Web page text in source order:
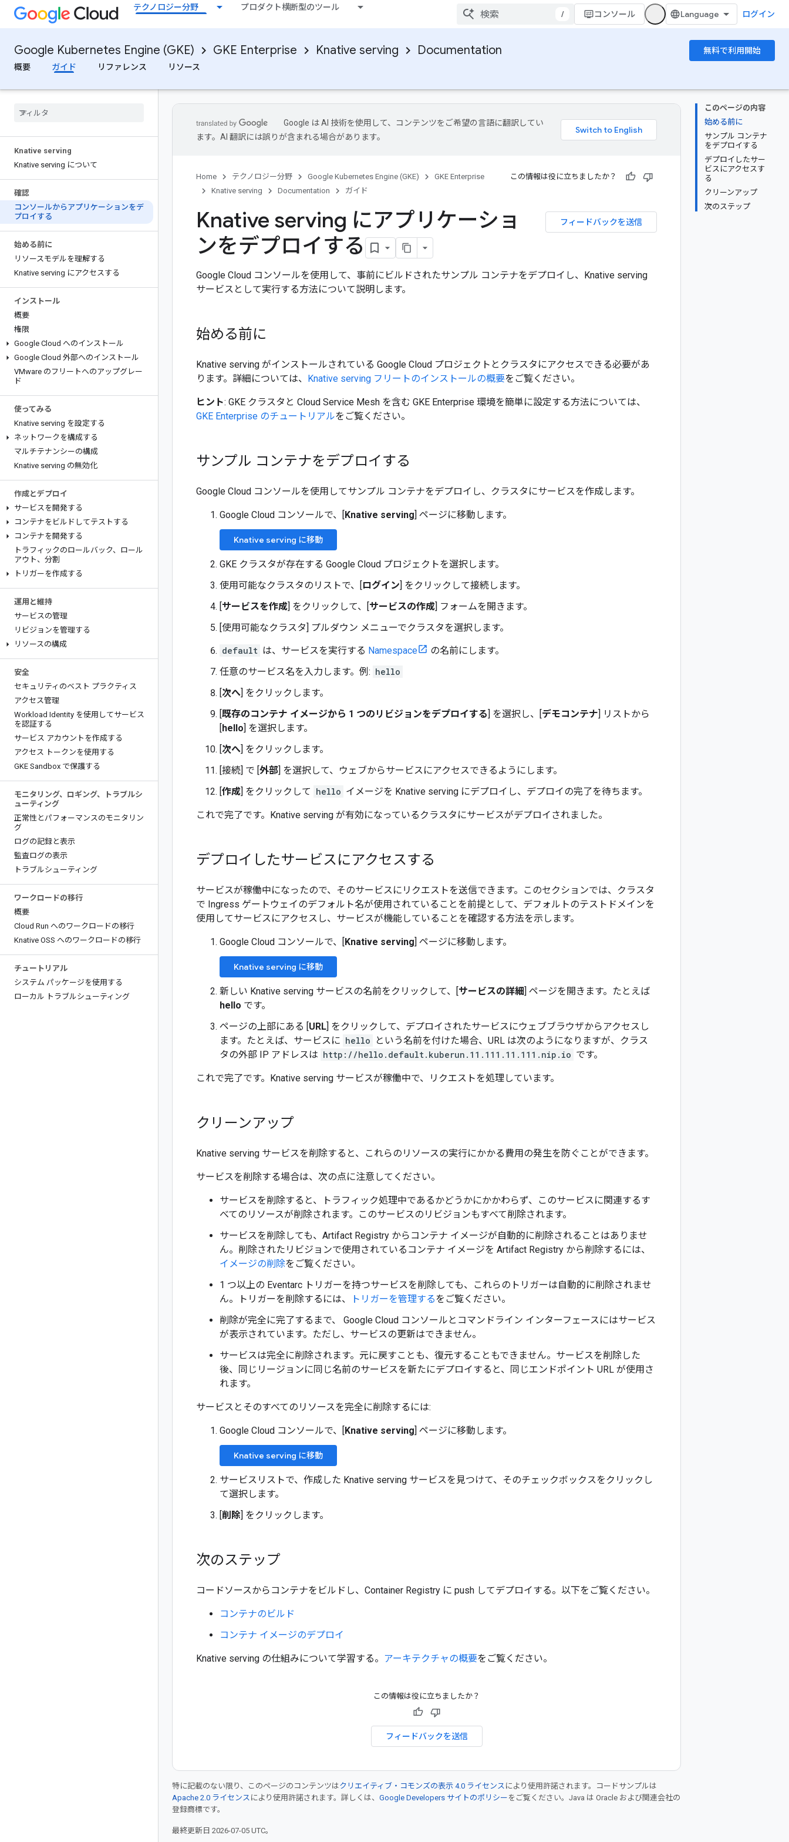
テクノロジー分野 プロダクト横断型のツール
/ コンソール ログイン
Google Kubernetes Engine (GKE) GKE Enterprise Knative serving Documentation
無料で利用開始
概要
ガイド リファレンス リソース
Knative serving
Knative serving について
確認
コンソールからアプリケーションをデ
プロイする
始める前に
リソースモデルを理解する
Knative serving にアクセスする
インストール
概要
権限
Google Cloud へのインストール
Google Cloud 外部へのインストール
VMware のフリートへのアップグレー
ド
使ってみる
Knative serving を設定する
ネットワークを構成する
マルチテナンシーの構成
Knative serving の無効化
作成とデプロイ
サービスを開発する
コンテナをビルドしてテストする
コンテナを開発する
トラフィックのロールバック、ロール
アウト、分割
トリガーを作成する
運用と維持
サービスの管理
リビジョンを管理する
リソースの構成
安全
セキュリティのベスト プラクティス
アクセス管理
Workload Identity を使用してサービス
を認証する
サービス アカウントを作成する
アクセス トークンを使用する
GKE Sandbox で保護する
モニタリング、ロギング、トラブルシ
ューティング
正常性とパフォーマンスのモニタリン
グ
ログの記録と表示
監査ログの表示
トラブルシューティング
ワークロードの移行
概要
Cloud Run へのワークロードの移行
Knative OSS へのワークロードの移行
チュートリアル
システム パッケージを使用する
ローカル トラブルシューティング
このページの内容
始める前に
サンプル コンテナ
をデプロイする
デプロイしたサー
ビスにアクセスす
る
クリーンアップ
次のステップ
Google は AI 技術を使用して、コンテンツをご希望の言語に翻訳してい
ます。AI 翻訳には誤りが含まれる場合があります。
Home テクノロジー分野 Google Kubernetes Engine (GKE)
GKE Enterprise
Knative serving
Documentation ガイド
この情報は役に立ちましたか？
フィードバックを送信
Knative serving にアプリケーショ
ンをデプロイする
Google Cloud コンソールを使用して、事前にビルドされたサンプル コンテナをデプロイし、Knative serving
サービスとして実行する方法について説明します。
始める前に
Knative serving がインストールされている Google Cloud プロジェクトとクラスタにアクセスできる必要があ
ります。詳細については、 Knative serving フリートのインストールの概要をご覧ください。
ヒント: GKE クラスタと Cloud Service Mesh を含む GKE Enterprise 環境を簡単に設定する方法については、
GKE Enterprise のチュートリアルをご覧ください。
サンプル コンテナをデプロイする
Google Cloud コンソールを使用してサンプル コンテナをデプロイし、クラスタにサービスを作成します。
Google Cloud コンソールで、[Knative serving] ページに移動します。
Knative serving に移動
GKE クラスタが存在する Google Cloud プロジェクトを選択します。
使用可能なクラスタのリストで、[ログイン] をクリックして接続します。
[サービスを作成] をクリックして、[サービスの作成] フォームを開きます。
[使用可能なクラスタ] プルダウン メニューでクラスタを選択します。
default は、サービスを実行する Namespace
の名前にします。
任意のサービス名を入力します。例: hello
[次へ] をクリックします。
[既存のコンテナ イメージから 1 つのリビジョンをデプロイする] を選択し、[デモコンテナ] リストから
[hello] を選択します。
[次へ] をクリックします。
[接続] で [外部] を選択して、ウェブからサービスにアクセスできるようにします。
[作成] をクリックして hello イメージを Knative serving にデプロイし、デプロイの完了を待ちます。
これで完了です。Knative serving が有効になっているクラスタにサービスがデプロイされました。
デプロイしたサービスにアクセスする
サービスが稼働中になったので、そのサービスにリクエストを送信できます。このセクションでは、クラスタ
で Ingress ゲートウェイのデフォルト名が使用されていることを前提として、デフォルトのテストドメインを
使用してサービスにアクセスし、サービスが機能していることを確認する方法を示します。
Google Cloud コンソールで、[Knative serving] ページに移動します。
Knative serving に移動
新しい Knative serving サービスの名前をクリックして、[サービスの詳細] ページを開きます。たとえば
hello です。
ページの上部にある [URL] をクリックして、デプロイされたサービスにウェブブラウザからアクセスし
ます。たとえば、サービスに hello
という名前を付けた場合、URL は次のようになりますが、クラス
タの外部 IP アドレスは http://hello.default.kuberun.11.111.11.111.nip.io です。
これで完了です。Knative serving サービスが稼働中で、リクエストを処理しています。
クリーンアップ
Knative serving サービスを削除すると、これらのリソースの実行にかかる費用の発生を防ぐことができます。
サービスを削除する場合は、次の点に注意してください。
サービスを削除すると、トラフィック処理中であるかどうかにかかわらず、このサービスに関連するす
べてのリソースが削除されます。このサービスのリビジョンもすべて削除されます。
サービスを削除しても、Artifact Registry からコンテナ イメージが自動的に削除されることはありませ
ん。削除されたリビジョンで使用されているコンテナ イメージを Artifact Registry から削除するには、
イメージの削除をご覧ください。
1 つ以上の Eventarc トリガーを持つサービスを削除しても、これらのトリガーは自動的に削除されませ
ん。トリガーを削除するには、
トリガーを管理するをご覧ください。
削除が完全に完了するまで、 Google Cloud コンソールとコマンドライン インターフェースにはサービス
が表示されています。ただし、サービスの更新はできません。
サービスは完全に削除されます。元に戻すことも、復元することもできません。サービスを削除した
後、同じリージョンに同じ名前のサービスを新たにデプロイすると、同じエンドポイント URL が使用さ
れます。
サービスとそのすべてのリソースを完全に削除するには:
Google Cloud コンソールで、[Knative serving] ページに移動します。
Knative serving に移動
サービスリストで、作成した Knative serving サービスを見つけて、そのチェックボックスをクリックし
て選択します。
[削除] をクリックします。
次のステップ
コードソースからコンテナをビルドし、Container Registry に push してデプロイする。以下をご覧ください。
コンテナのビルド
コンテナ イメージのデプロイ
Knative serving の仕組みについて学習する。 アーキテクチャの概要をご覧ください。
この情報は役に立ちましたか？
フィードバックを送信
特に記載のない限り、このページのコンテンツはクリエイティブ・コモンズの表示 4.0 ライセンス により使用許諾されます。コードサンプルは
Apache 2.0 ライセンス により使用許諾されます。詳しくは、 Google Developers サイトのポリシー をご覧ください。Java は Oracle および関連会社の
登録商標です。
最終更新日 2026-07-05 UTC。